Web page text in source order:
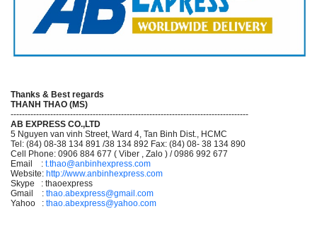
Thanks & Best regards
THANH THAO (MS)
------------------------------------------------------------------------------------
AB EXPRESS CO.,LTD
5 Nguyen van vinh Street, Ward 4, Tan Binh Dist., HCMC
Tel: (84) 08-38 134 891 /38 134 892 Fax: (84) 08- 38 134 890
Cell Phone: 0906 884 677 ( Viber , Zalo ) / 0986 992 677
Email : t.thao@anbinhexpress.com
Website: http://www.anbinhexpress.com
Skype : thaoexpress
Gmail : thao.abexpress@gmail.com
Yahoo : thao.abexpress@yahoo.com